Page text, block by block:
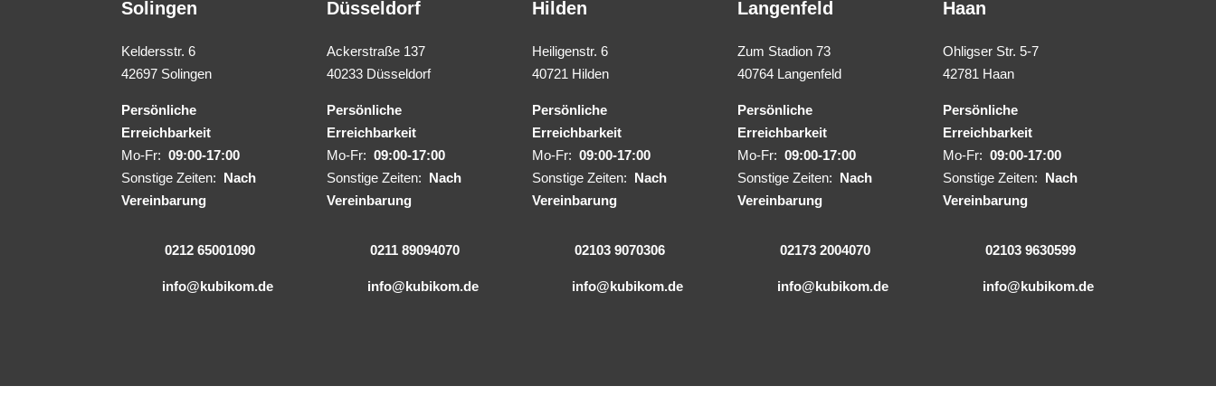
Solingen
Keldersstr. 6
42697 Solingen
Persönliche
Erreichbarkeit
Mo-Fr:09:00-17:00
Sonstige Zeiten: Nach
Vereinbarung
0212 65001090
info@kubikom.de
Düsseldorf
Ackerstraße 137
40233 Düsseldorf
Persönliche
Erreichbarkeit
Mo-Fr:09:00-17:00
Sonstige Zeiten: Nach
Vereinbarung
0211 89094070
info@kubikom.de
Hilden
Heiligenstr. 6
40721 Hilden
Persönliche
Erreichbarkeit
Mo-Fr:09:00-17:00
Sonstige Zeiten: Nach
Vereinbarung
02103 9070306
info@kubikom.de
Langenfeld
Zum Stadion 73
40764 Langenfeld
Persönliche
Erreichbarkeit
Mo-Fr: 09:00-17:00
Sonstige Zeiten: Nach
Vereinbarung
02173 2004070
info@kubikom.de
Haan
Ohligser Str. 5-7
42781 Haan
Persönliche
Erreichbarkeit
Mo-Fr: 09:00-17:00
Sonstige Zeiten: Nach
Vereinbarung
02103 9630599
info@kubikom.de